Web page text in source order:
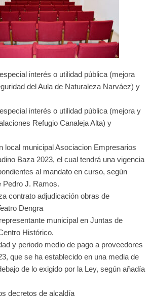
interés o utilidad pública (mejora
del Aula de Naturaleza Narváez) y
interés o utilidad pública (mejora y
Refugio Canaleja Alta) y
local municipal Asociacion Empresarios
Baza 2023, el cual tendrá una vigencia
al mandato en curso, según
Pedro J. Ramos.
contrato adjudicación obras de
Dengra
municipal en Juntas de
Histórico.
y periodo medio de pago a proveedores
que se ha establecido en una media de
de lo exigido por la Ley, según añadía
decretos de alcaldía